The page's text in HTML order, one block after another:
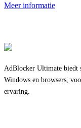
Meer informatie
AdBlocker Ultimate biedt
Windows en browsers,
ervaring.